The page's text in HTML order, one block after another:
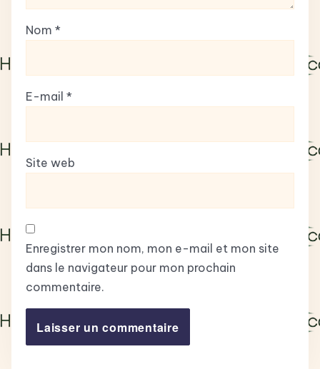
Nom *
E-mail *
Site web
Enregistrer mon nom, mon e-mail et mon site
dans le navigateur pour mon prochain
commentaire.